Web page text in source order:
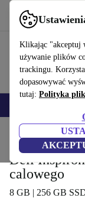
Klikając "akceptuj
używanie plików
trackingu.
dopasowywać
tutaj: Polityka
Korzystaj z
Produkty
Dell
calowego
8 GB | 256 GB